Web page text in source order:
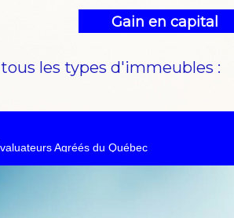
Gain en capital
les types d'immeubles :
Agréés du Québec